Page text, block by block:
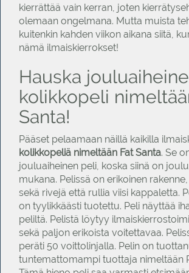
kierrättää vain kerran, joten
olemaan ongelmana. Mutta muista
kuitenkin kahden viikon aikana siitä,
nämä ilmaiskierrokset!
Hauska
kolikkopeli
Santa!
Pääset pelaamaan näillä kaikilla
kolikkopeliä nimeltään Fat Santa. Se
jouluaiheinen peli, koska siinä on
mukana. Pelissä on erikoinen
sekä rivejä että rullia viisi kappaletta.
on tyylikkäästi tuotettu. Peli näyttää
peliltä. Pelistä löytyy
sekä paljon erikoista voitettavaa.
peräti 50 voittolinjalla. Pelin on
tuntemattomampi tuottaja nimeltään